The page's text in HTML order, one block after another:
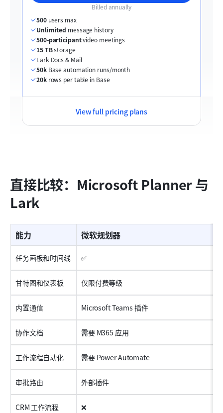
Billed annually
500 users max
Unlimited message history
500-participant video meetings
15 TB storage
Lark Docs & Mail
50k Base automation runs/month
20k rows per table in Base
View full pricing plans
直接比较：Microsoft Planner 与
Lark
能力 微软规划器
任务画板和时间线 ✅
甘特图和仪表板 仅限付费等级
内置通信 Microsoft Teams 插件
协作文档 需要 M365 应用
工作流程自动化 需要 Power Automate
审批路由 外部插件
CRM 工作流程 ❌